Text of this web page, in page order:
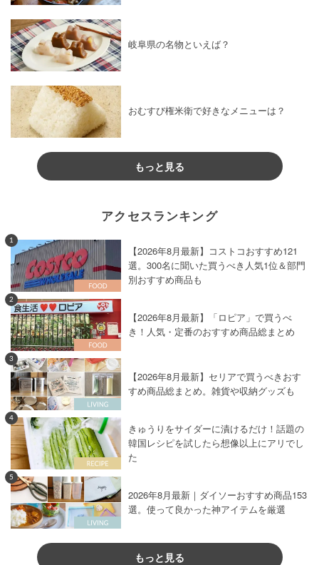
岐阜県の名物といえば？
おむすび権米衛で好きなメニューは？
もっと見る
アクセスランキング
1
【2026年8月最新】コストコおすすめ121
選。300名に聞いた買うべき人気1位＆部門
別おすすめ商品も
2
【2026年8月最新】「ロピア」で買うべ
き！人気・定番のおすすめ商品総まとめ
3
【2026年8月最新】セリアで買うべきおす
すめ商品総まとめ。雑貨や収納グッズも
4
きゅうりをサイダーに漬けるだけ！話題の
韓国レシピを試したら想像以上にアリでし
た
5
2026年8月最新｜ダイソーおすすめ商品153
選。使って良かった神アイテムを厳選
もっと見る